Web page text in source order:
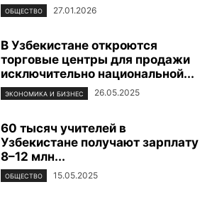
ОБЩЕСТВО 27.01.2026
В Узбекистане откроются
торговые центры для продажи
исключительно национальной...
ЭКОНОМИКА И БИЗНЕС 26.05.2025
60 тысяч учителей в
Узбекистане получают зарплату
8–12 млн...
ОБЩЕСТВО 15.05.2025